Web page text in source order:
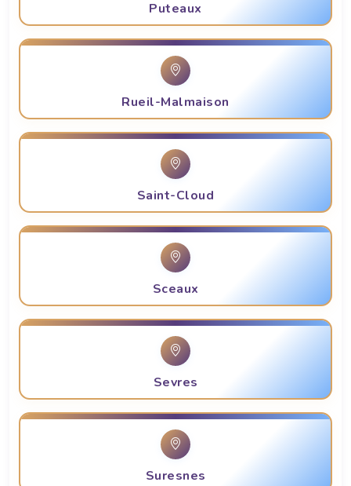
Puteaux
Rueil-Malmaison
Saint-Cloud
Sceaux
Sevres
Suresnes